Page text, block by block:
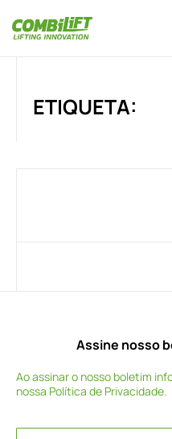
ETIQUETA:
Assine nosso
Ao assinar o nosso boletim
nossa Política de Privacidade.